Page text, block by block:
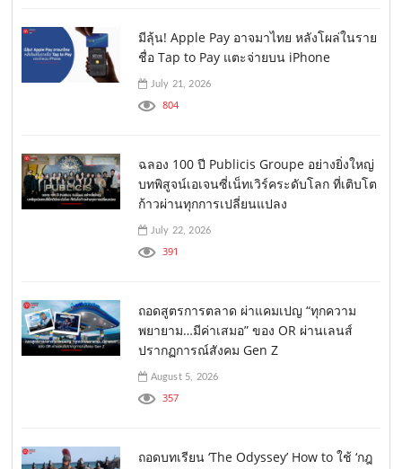
มีลุ้น! Apple Pay อาจมาไทย หลังโผล่ในราย
ชื่อ Tap to Pay แตะจ่ายบน iPhone
July 21, 2026
804
ฉลอง 100 ปี Publicis Groupe อย่างยิ่งใหญ่
บทพิสูจน์เอเจนซี่เน็ทเวิร์คระดับโลก ที่เติบโต
ก้าวผ่านทุกการเปลี่ยนแปลง
July 22, 2026
391
ถอดสูตรการตลาด ผ่าแคมเปญ “ทุกความ
พยายาม…มีค่าเสมอ” ของ OR ผ่านเลนส์
ปรากฏการณ์สังคม Gen Z
August 5, 2026
357
ถอดบทเรียน ‘The Odyssey’ How to ใช้ ‘กฎ